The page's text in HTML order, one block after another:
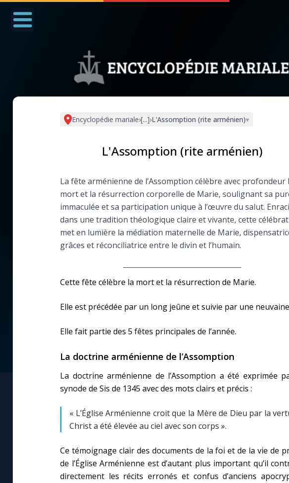
Nous soutenir À propos Facebook Infos légales
Prier au quotidien
Les premiers samedis
Marie qui défait les
Me consacrer à Jésus
Une Minute avec Marie
◼︎À la une
Contact
Faire un don
Encyclopédie mariale›[...]›L'Assomption (rite arménien)▾
L'Assomption (rite arménien)
La fête arménienne de l’Assomption célèbre avec profondeur
mort et la résurrection corporelle de Marie, soulignant sa
immaculée et sa participation unique à l’œuvre du salut.
dans une tradition théologique claire et vivante, cette
met en lumière la médiation maternelle de Marie,
grâces et réconciliatrice entre le divin et l’humain.
Cette fête célèbre la mort et la résurrection de Marie.
Elle est précédée par un long jeûne et suivie par une
Elle fait partie des 5 fêtes principales de l’année.
La doctrine arménienne de l’Assomption
La doctrine arménienne de l’Assomption a été exprimée
synode de Sis de 1345 avec des mots clairs et précis :
« L’Église Arménienne croit que la Mère de Dieu par la
Christ a été élevée au ciel avec son corps ».
Ce témoignage clair des documents de la foi et de la vie de
de l’Église Arménienne est d’autant plus important qu’il
directement les récits erronés et confus d’anciens